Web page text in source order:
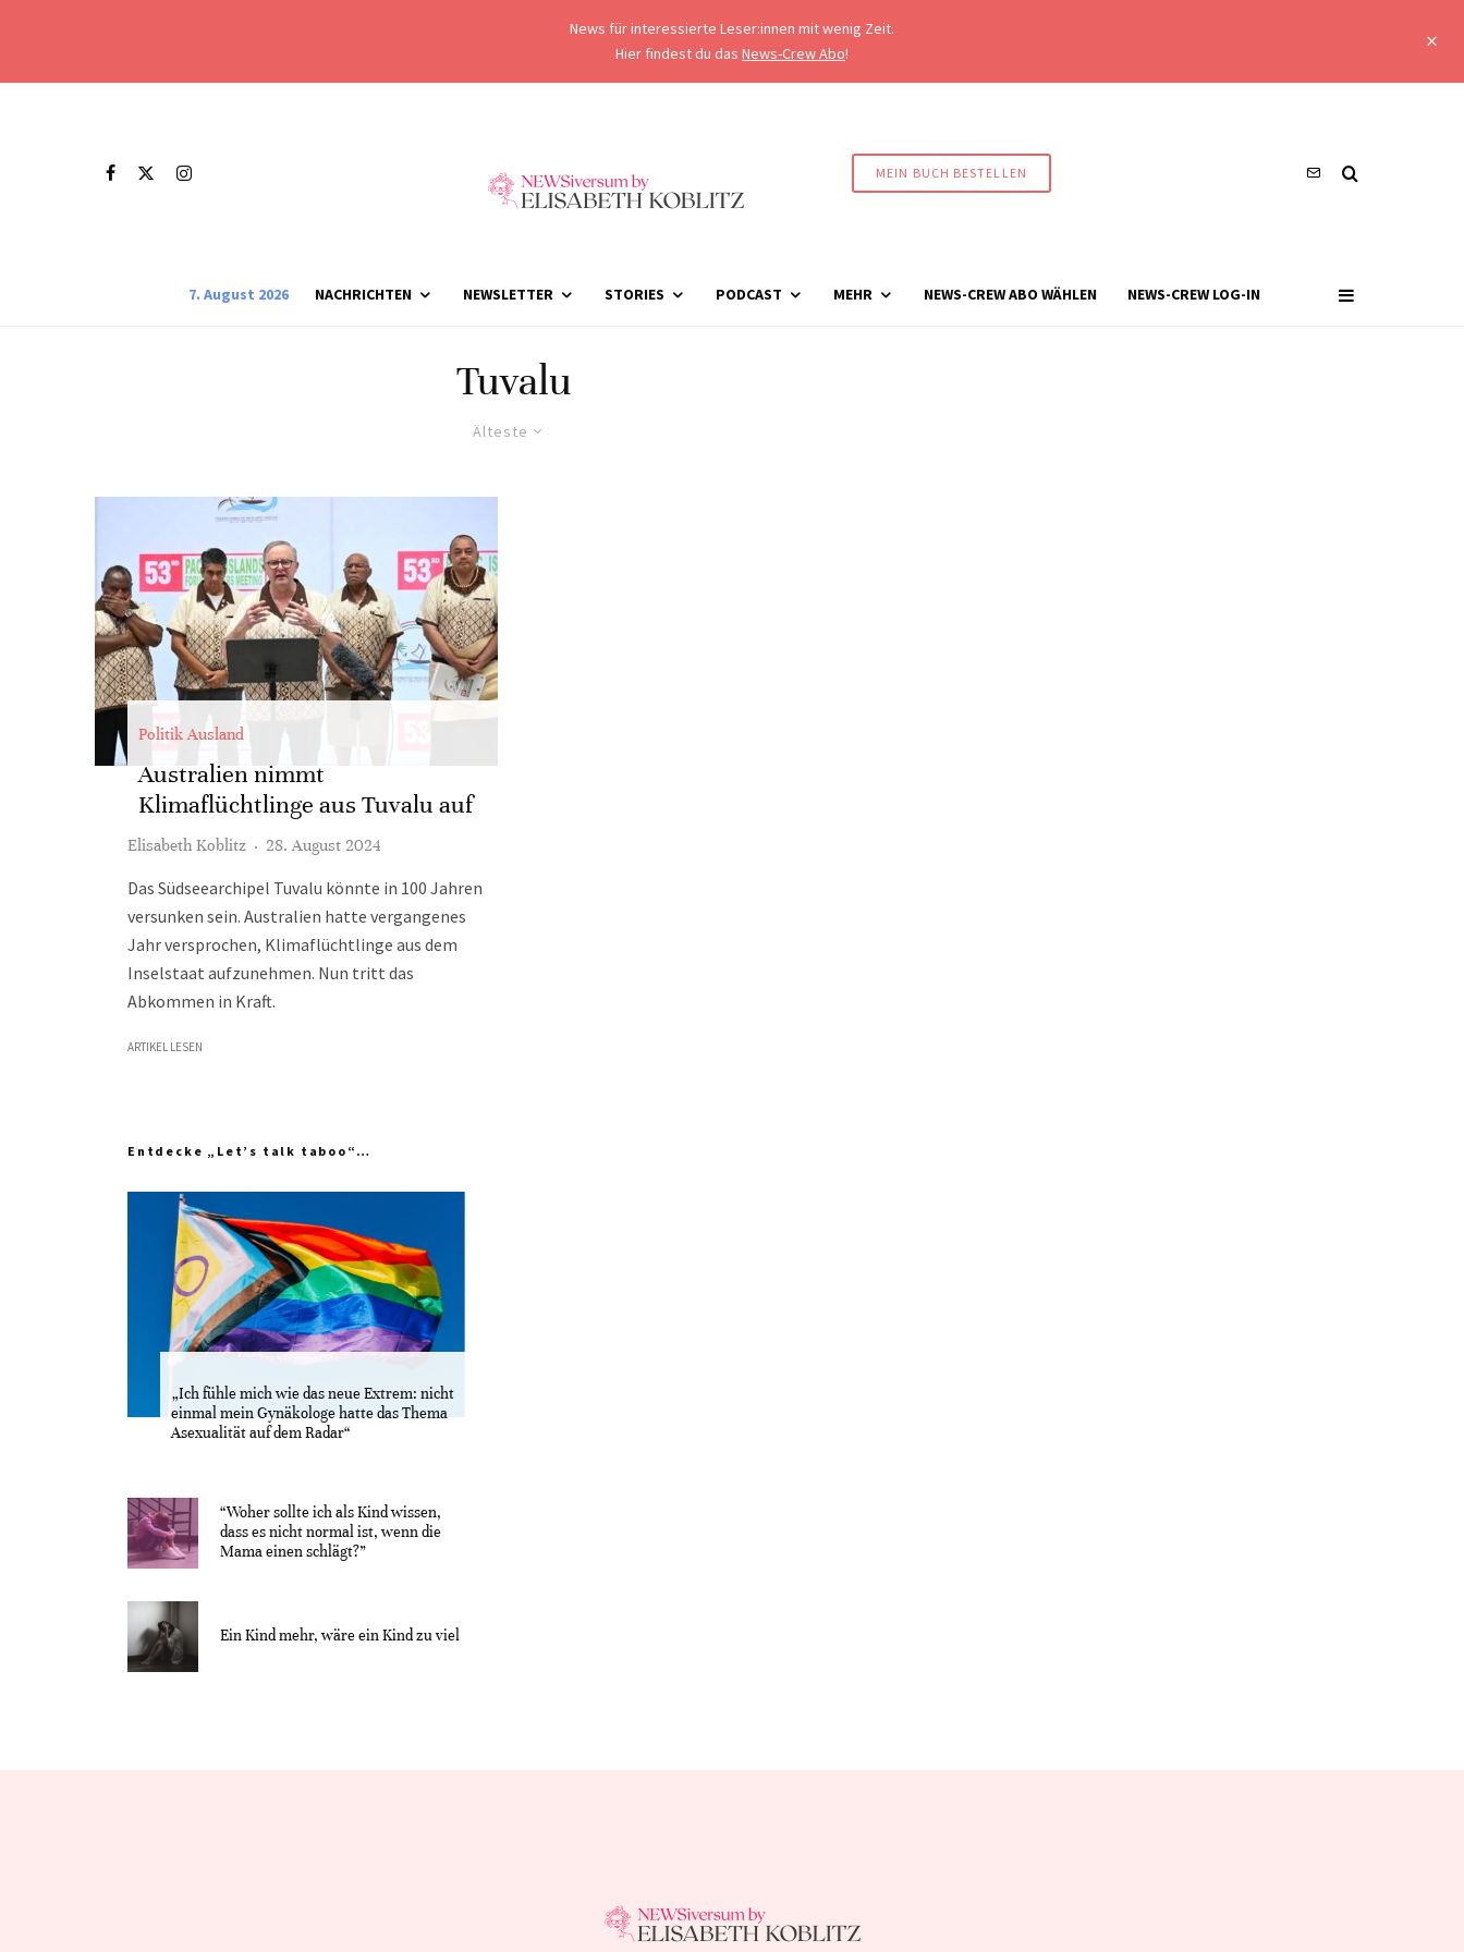
News für interessierte Leser:innen mit wenig Zeit.
Hier findest du das News-Crew Abo!
MEIN BUCH BESTELLEN
7. August 2026 NACHRICHTEN NEWSLETTER STORIES PODCAST MEHR NEWS-CREW ABO WÄHLEN NEWS-CREW LOG-IN
Tuvalu
Älteste
Politik Ausland
Australien nimmt
Klimaflüchtlinge aus Tuvalu auf
Elisabeth Koblitz · 28. August 2024
Das Südseearchipel Tuvalu könnte in 100 Jahren
versunken sein. Australien hatte vergangenes
Jahr versprochen, Klimaflüchtlinge aus dem
Inselstaat aufzunehmen. Nun tritt das
Abkommen in Kraft.
ARTIKEL LESEN
Entdecke „Let’s talk taboo“…
„Ich fühle mich wie das neue Extrem: nicht
einmal mein Gynäkologe hatte das Thema
Asexualität auf dem Radar“
“Woher sollte ich als Kind wissen,
dass es nicht normal ist, wenn die
Mama einen schlägt?”
Ein Kind mehr, wäre ein Kind zu viel